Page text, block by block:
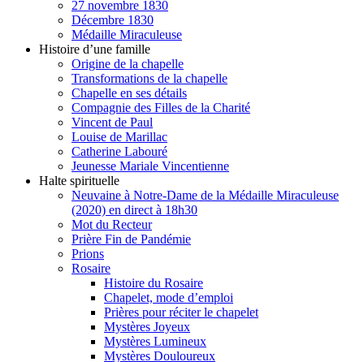
27 novembre 1830
Décembre 1830
Médaille Miraculeuse
Histoire d’une famille
Origine de la chapelle
Transformations de la chapelle
Chapelle en ses détails
Compagnie des Filles de la Charité
Vincent de Paul
Louise de Marillac
Catherine Labouré
Jeunesse Mariale Vincentienne
Halte spirituelle
Neuvaine à Notre-Dame de la Médaille Miraculeuse
(2020) en direct à 18h30
Mot du Recteur
Prière Fin de Pandémie
Prions
Rosaire
Histoire du Rosaire
Chapelet, mode d’emploi
Prières pour réciter le chapelet
Mystères Joyeux
Mystères Lumineux
Mystères Douloureux